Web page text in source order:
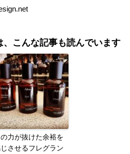
、こんな記事も読んでいます
力が抜けた余裕を
させるフレグラン